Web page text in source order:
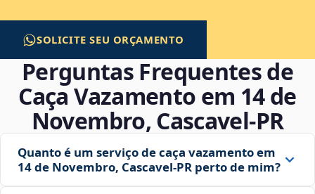
SOLICITE SEU ORÇAMENTO
Perguntas Frequentes de
Caça Vazamento em 14 de
Novembro, Cascavel‑PR
Quanto é um serviço de caça vazamento em
14 de Novembro, Cascavel‑PR perto de mim?